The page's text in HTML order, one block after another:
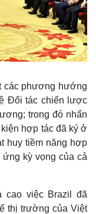
các phương hướng
Đối tác chiến lược
trong đó nhấn
hợp tác đã ký ở
huy tiềm năng hợp
kỳ vọng của cả
cao việc Brazil đã
thị trường của Việt